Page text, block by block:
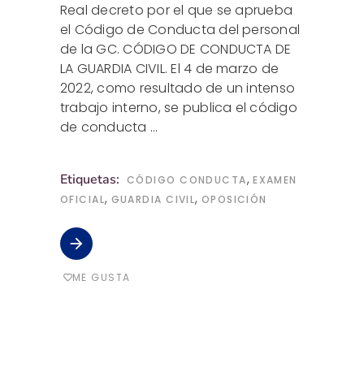
Real decreto por el que se aprueba
el Código de Conducta del personal
de la GC. CÓDIGO DE CONDUCTA DE
LA GUARDIA CIVIL. El 4 de marzo de
2022, como resultado de un intenso
trabajo interno, se publica el código
de conducta
Etiquetas: CÓDIGO CONDUCTA,EXAMEN
OFICIAL, GUARDIA CIVIL, OPOSICIÓN
arrow_forward
favorite_borderME GUSTA